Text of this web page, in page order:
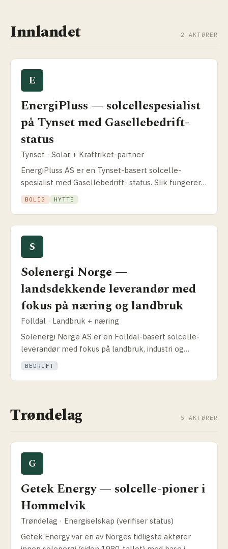
Innlandet 2 AKTØRER
E
EnergiPluss — solcelle­spesialist
på Tynset med Gasellebedrift-
status
Tynset · Solar + Kraftriket-partner
EnergiPluss AS er en Tynset-basert solcelle­
spesialist med Gasellebedrift- status. Slik fungerer
skreddersydde anlegg for offentlig sektor, landbruk
og privat.
BOLIG HYTTE
S
Solenergi Norge —
landsdekkende leverandør med
fokus på næring og landbruk
Folldal · Landbruk + næring
Solenergi Norge AS er en Folldal-basert solcelle­
leverandør med fokus på landbruk, industri og
næringsbygg. Slik fungerer nøkkelferdige løsninger
og oppfølging.
BEDRIFT
Trøndelag 5 AKTØRER
G
Getek Energy — solcelle-pioner i
Hommelvik
Trøndelag · Energiselskap (verifiser status)
Getek Energy var en av Norges tidligste aktører